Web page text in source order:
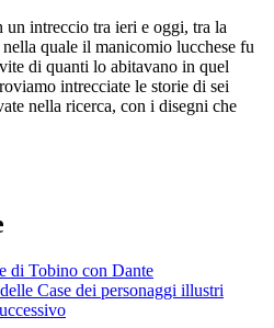
intreccio tra ieri e oggi, tra la
quale il manicomio lucchese fu
di quanti lo abitavano in quel
intrecciate le storie di sei
nella ricerca, con i disegni che
di Tobino con Dante
Case dei personaggi illustri